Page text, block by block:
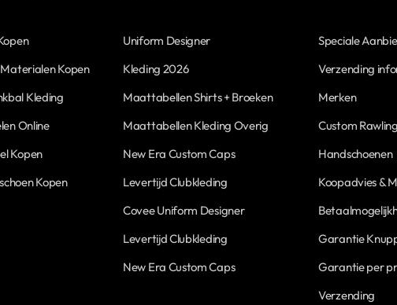
Kopen
Kleding
Online
Kopen
Kopen
Uniform Designer
Kleding 2026
Maattabellen Shirts + Broeken
Maattabellen Kleding Overig
New Era Custom Caps
Levertijd Clubkleding
Covee Uniform Designer
Levertijd Clubkleding
New Era Custom Caps
Speciale
Verzending
Merken
Custom
Handschoenen
Koopadvies &
Garantie
Garantie per
Verzending